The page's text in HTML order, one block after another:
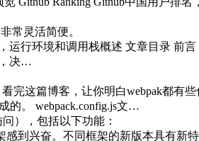
常灵活简便。
运行环境和调用栈概述 文章目录 前言
，决…
完这篇博客，让你明白webpak都有
的。 webpack.config.js文…
），包括以下功能：
到兴奋。不同框架的新版本具有新